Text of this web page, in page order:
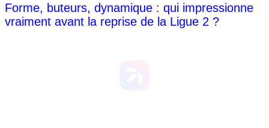
Forme, buteurs, dynamique : qui impressionne
vraiment avant la reprise de la Ligue 2 ?